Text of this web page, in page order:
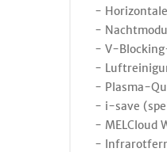
-
-
- V-
-
- Plasma-
- i-save
- MELCloud
-